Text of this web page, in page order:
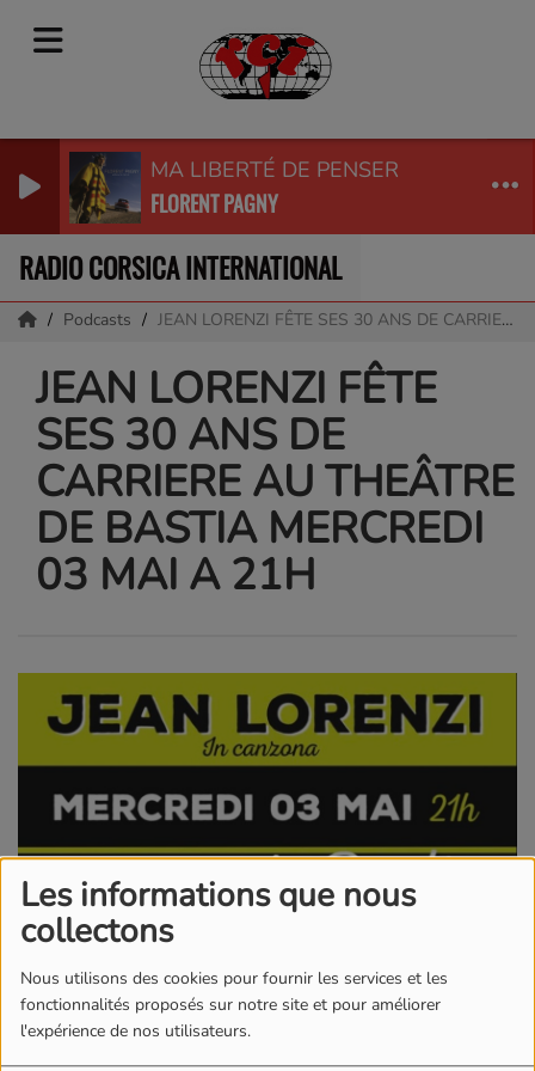
Les informations que nous
collectons
Nous utilisons des cookies pour fournir les services et les
fonctionnalités proposés sur notre site et pour améliorer
l'expérience de nos utilisateurs.
MA LIBERTÉ DE PENSER
FLORENT PAGNY
RADIO CORSICA INTERNATIONAL
Podcasts JEAN LORENZI FÊTE SES 30 ANS DE CARRIERE AU THEÂTRE DE BASTIA MERCREDI 03 MAI A 21H
JEAN LORENZI FÊTE
SES 30 ANS DE
CARRIERE AU THEÂTRE
DE BASTIA MERCREDI
03 MAI A 21H